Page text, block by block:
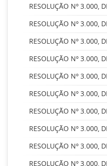
RESOLUÇÃO Nº 3.000,
RESOLUÇÃO Nº 3.000,
RESOLUÇÃO Nº 3.000,
RESOLUÇÃO Nº 3.000,
RESOLUÇÃO Nº 3.000,
RESOLUÇÃO Nº 3.000,
RESOLUÇÃO Nº 3.000,
RESOLUÇÃO Nº 3.000,
RESOLUÇÃO Nº 3.000,
RESOLUÇÃO Nº 3.000,